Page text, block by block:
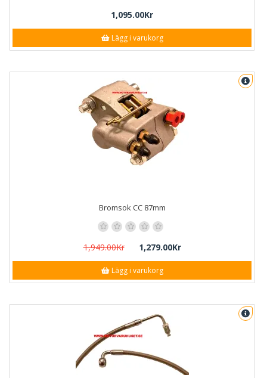
1,095.00Kr
Lägg i varukorg
Bromsok CC 87mm
1,949.00Kr 1,279.00Kr
Lägg i varukorg